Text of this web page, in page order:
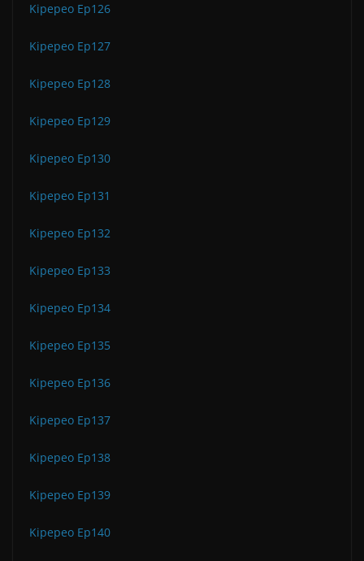
Kipepeo Ep126
Kipepeo Ep127
Kipepeo Ep128
Kipepeo Ep129
Kipepeo Ep130
Kipepeo Ep131
Kipepeo Ep132
Kipepeo Ep133
Kipepeo Ep134
Kipepeo Ep135
Kipepeo Ep136
Kipepeo Ep137
Kipepeo Ep138
Kipepeo Ep139
Kipepeo Ep140